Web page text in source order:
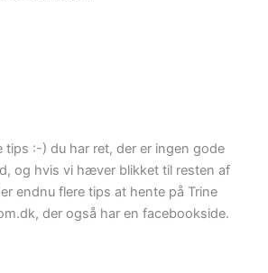
tips :-) du har ret, der er ingen gode
og hvis vi hæver blikket til resten af
endnu flere tips at hente på Trine
der også har en facebookside.